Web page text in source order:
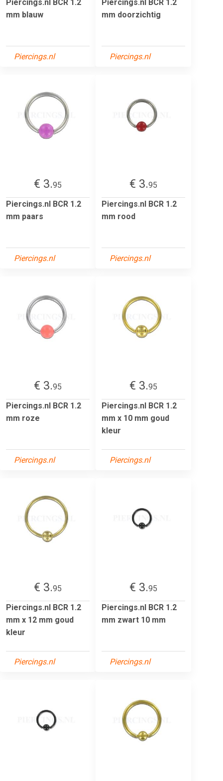
Piercings.nl BCR 1.2
mm blauw
Piercings.nl
Piercings.nl BCR 1.2
mm doorzichtig
Piercings.nl
€ 3.95
Piercings.nl BCR 1.2
mm paars
Piercings.nl
€ 3.95
Piercings.nl BCR 1.2
mm rood
Piercings.nl
€ 3.95
Piercings.nl BCR 1.2
mm roze
Piercings.nl
€ 3.95
Piercings.nl BCR 1.2
mm x 10 mm goud
kleur
Piercings.nl
€ 3.95
Piercings.nl BCR 1.2
mm x 12 mm goud
kleur
Piercings.nl
€ 3.95
Piercings.nl BCR 1.2
mm zwart 10 mm
Piercings.nl